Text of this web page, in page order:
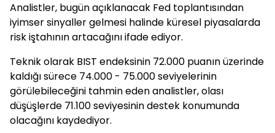
Analistler, bugün açıklanacak Fed toplantısından
iyimser sinyaller gelmesi halinde küresel piyasalarda
risk iştahının artacağını ifade ediyor.
Teknik olarak BIST endeksinin 72.000 puanın üzerinde
kaldığı sürece 74.000 - 75.000 seviyelerinin
görülebileceğini tahmin eden analistler, olası
düşüşlerde 71.100 seviyesinin destek konumunda
olacağını kaydediyor.